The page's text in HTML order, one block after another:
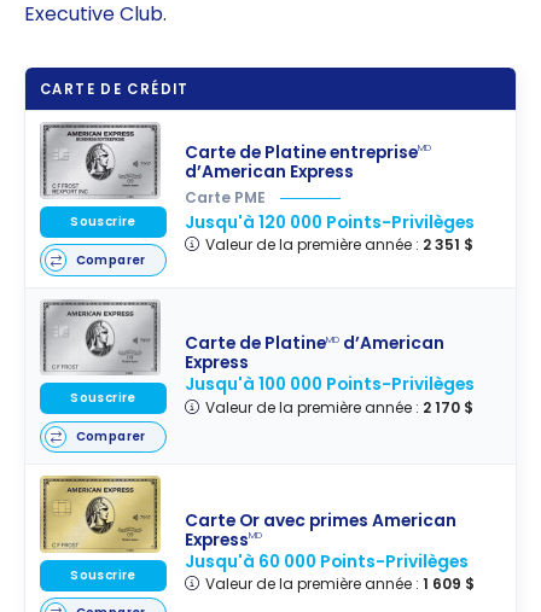
Executive Club.
CARTE DE CRÉDIT
Carte de Platine entrepriseMD
d’American Express
Carte PME
Jusqu'à 120 000 Points-Privilèges
Valeur de la première année : 2 351 $
Souscrire
Comparer
Carte de PlatineMD d’American
Express
Jusqu'à 100 000 Points-Privilèges
Valeur de la première année : 2 170 $
Souscrire
Comparer
Carte Or avec primes American
ExpressMD
Jusqu'à 60 000 Points-Privilèges
Valeur de la première année : 1 609 $
Souscrire